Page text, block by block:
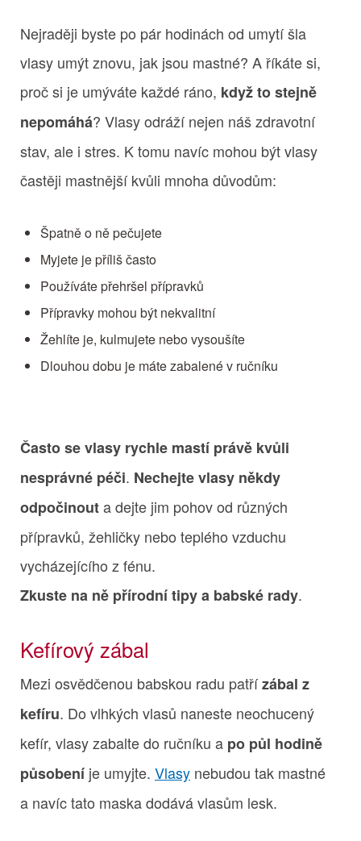
Nejraději byste po pár hodinách od umytí šla
vlasy umýt znovu, jak jsou mastné? A říkáte si,
proč si je umýváte každé ráno, když to stejně
nepomáhá? Vlasy odráží nejen náš zdravotní
stav, ale i stres. K tomu navíc mohou být vlasy
častěji mastnější kvůli mnoha důvodům:
Špatně o ně pečujete
Myjete je příliš často
Používáte přehršel přípravků
Přípravky mohou být nekvalitní
Žehlíte je, kulmujete nebo vysoušíte
Dlouhou dobu je máte zabalené v ručníku
Často se vlasy rychle mastí právě kvůli
nesprávné péči. Nechejte vlasy někdy
odpočinouta dejte jim pohov od různých
přípravků, žehličky nebo teplého vzduchu
vycházejícího z fénu.
Zkuste na ně přírodní tipy a babské rady.
Kefírový zábal
Mezi osvědčenou babskou radu patřízábal z
kefíru. Do vlhkých vlasů naneste neochucený
kefír, vlasy zabalte do ručníku a po půl hodině
působení je umyjte. Vlasy nebudou tak mastné
a navíc tato maska dodává vlasům lesk.